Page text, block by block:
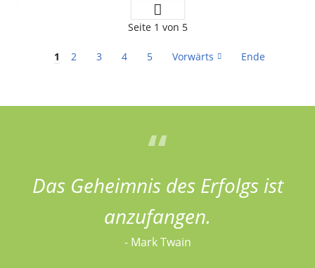
ScharfenbergerSeite 1 von 5
1 2 3 4 5 Vorwärts Ende
Das Geheimnis des Erfolgs ist
anzufangen.
- Mark Twain